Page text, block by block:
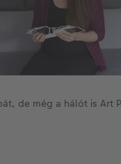
myPhotos
myPhotos
de még a hálót is Art